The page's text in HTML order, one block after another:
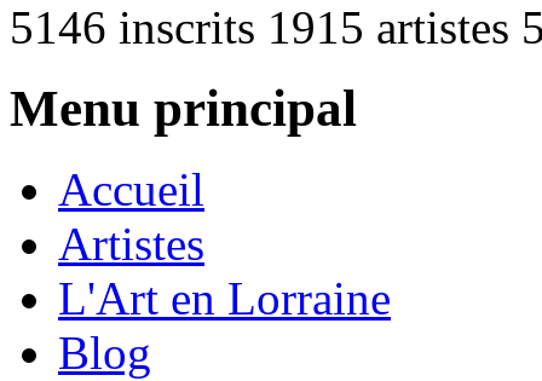
5146 inscrits 1915 artistes
Menu principal
Accueil
Artistes
L'Art en Lorraine
Blog